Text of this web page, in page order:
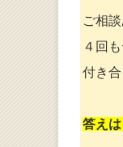
ご相
４回
付き
答え